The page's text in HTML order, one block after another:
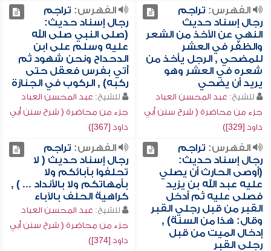
الفهرس: تراجم
رجال إسناد حديث
النهي عن الأخذ من الشعر
والظفر في العشر
للمضحي , الرجل يأخذ من
شعره في العشر وهو
يريد أن يضحي
للشيخ: عبد المحسن العباد
جزء من محاضرة ( شرح سنن أبي
داود [329])
الفهرس: تراجم
رجال إسناد حديث:
(صلى النبي صلى الله
عليه وسلم على ابن
الدحداح ونحن شهود ثم
أُتي بفرس فعقل حتى
ركبه) , الركوب في الجنازة
للشيخ: عبد المحسن العباد
جزء من محاضرة ( شرح سنن أبي
داود [367])
الفهرس: تراجم
رجال إسناد حديث:
(أوصى الحارث أن يصلي
عليه عبد الله بن يزيد
فصلى عليه ثم أدخل
القبر من قبل رجلي القبر
وقال: هذا من السنة) ,
إدخال الميت من قبل
رجلي القبر
الفهرس: تراجم
رجال إسناد حديث ( لا
تحلفوا بآبائكم ولا
بأمهاتكم ولا بالأنداد ... ) ,
كراهية الحلف بالآباء
للشيخ: عبد المحسن العباد
جزء من محاضرة ( شرح سنن أبي
داود [374])